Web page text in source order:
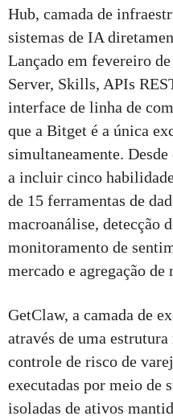
Hub, camada de
sistemas de IA
Lançado em fevereiro
Server, Skills, APIs
interface de linha de
que a Bitget é a única
simultaneamente.
a incluir cinco
de 15 ferramentas de
macroanálise, detecção
monitoramento de
mercado e agregação de
GetClaw, a camada de
através de uma
controle de risco de
executadas por meio de
isoladas de ativos